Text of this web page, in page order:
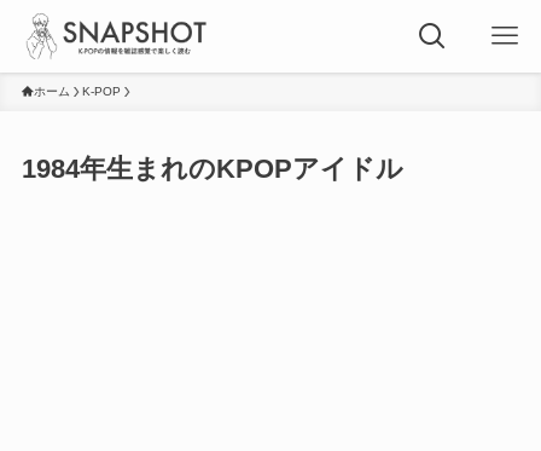
ホーム K-POP
1984年生まれのKPOPアイドル